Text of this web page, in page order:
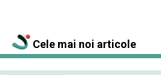
Cele mai noi articole